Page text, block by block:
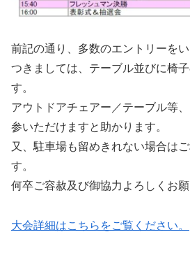
前記の通り、多数のエントリーをい
つきましては、テーブル並びに椅
す。
アウトドアチェアー／テーブル等
参いただけますと助かります。
又、駐車場も留めきれない場合は
す。
何卒ご容赦及び御協力よろしくお願
大会詳細はこちらをご覧ください。